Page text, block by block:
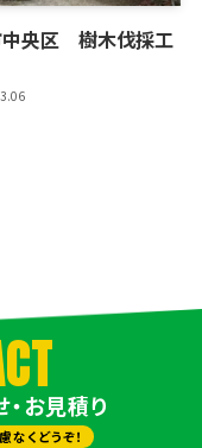
中央区 樹木伐採工
お見積り
くどうぞ！